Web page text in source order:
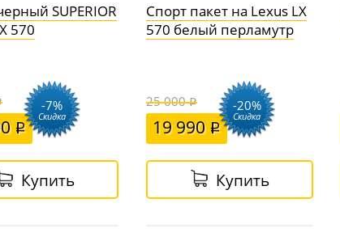
SUPERIOR
570
-7%
Скидка
Купить
Спорт пакет на Lexus LX
570 белый перламутр
25 000
19 990
-20%
Скидка
Купить